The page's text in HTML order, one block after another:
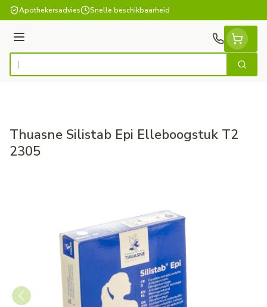
Ga naar de inhoud
Apothekersadvies Snelle beschikbaarheid
Menu
Product, merk, categorie... Zoek
Thuasne Silistab Epi Elleboogstuk T2
2305